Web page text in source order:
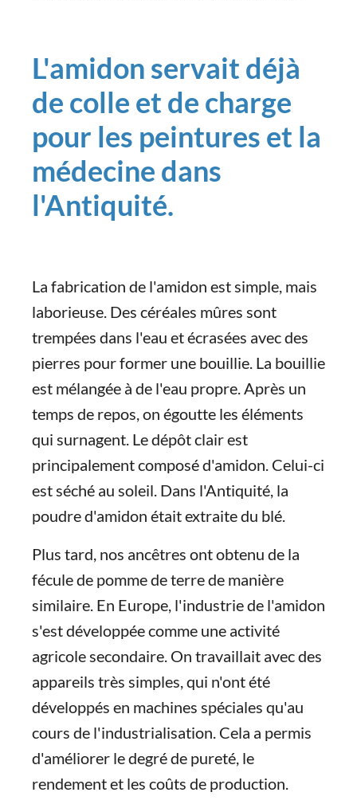
L'amidon servait déjà
de colle et de charge
pour les peintures et la
médecine dans
l'Antiquité.
La fabrication de l'amidon est simple, mais
laborieuse. Des céréales mûres sont
trempées dans l'eau et écrasées avec des
pierres pour former une bouillie. La bouillie
est mélangée à de l'eau propre. Après un
temps de repos, on égoutte les éléments
qui surnagent. Le dépôt clair est
principalement composé d'amidon. Celui-ci
est séché au soleil. Dans l'Antiquité, la
poudre d'amidon était extraite du blé.
Plus tard, nos ancêtres ont obtenu de la
fécule de pomme de terre de manière
similaire. En Europe, l'industrie de l'amidon
s'est développée comme une activité
agricole secondaire. On travaillait avec des
appareils très simples, qui n'ont été
développés en machines spéciales qu'au
cours de l'industrialisation. Cela a permis
d'améliorer le degré de pureté, le
rendement et les coûts de production.